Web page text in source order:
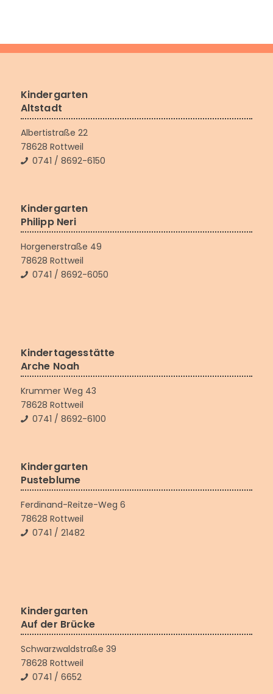
Kindergarten
Altstadt
Albertistraße 22
78628 Rottweil
0741 / 8692-6150
Kindergarten
Philipp Neri
Horgenerstraße 49
78628 Rottweil
0741 / 8692-6050
Kindertagesstätte
Arche Noah
Krummer Weg 43
78628 Rottweil
0741 / 8692-6100
Kindergarten
Pusteblume
Ferdinand-Reitze-Weg 6
78628 Rottweil
0741 / 21482
Kindergarten
Auf der Brücke
Schwarzwaldstraße 39
78628 Rottweil
0741 / 6652